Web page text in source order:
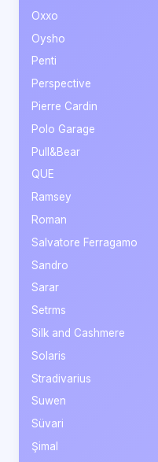
Oxxo
Oysho
Penti
Perspective
Pierre Cardin
Polo Garage
Pull&Bear
QUE
Ramsey
Roman
Salvatore Ferragamo
Sandro
Sarar
Setrms
Silk and Cashmere
Solaris
Stradivarius
Suwen
Süvari
Şimal